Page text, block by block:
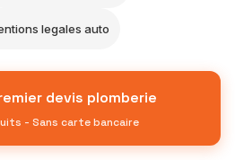
legales auto
devis plomberie
- Sans carte bancaire